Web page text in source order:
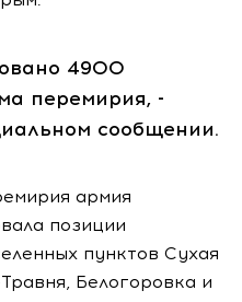
4900
перемирия, -
сообщении.
армия
позиции
пунктов Сухая
Белогоровка и